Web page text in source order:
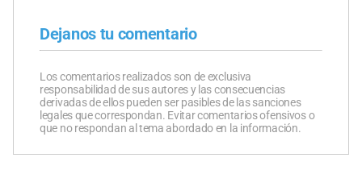
Dejanos tu comentario
Los comentarios realizados son de exclusiva
responsabilidad de sus autores y las consecuencias
derivadas de ellos pueden ser pasibles de las sanciones
legales que correspondan. Evitar comentarios ofensivos o
que no respondan al tema abordado en la información.